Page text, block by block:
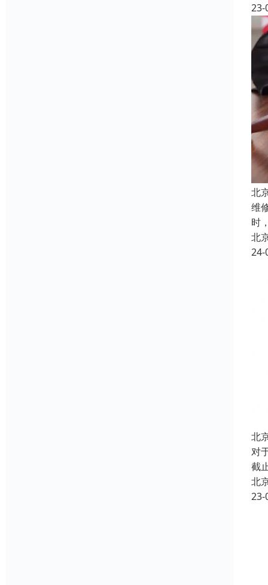
23-
北
维
时
北
24-
北
对
截
北
23-